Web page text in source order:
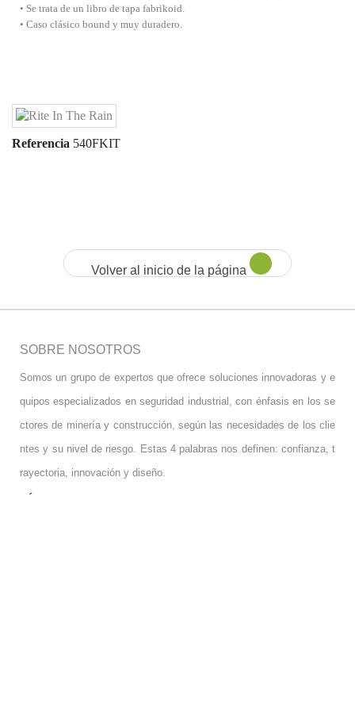
• Se trata de un libro de tapa fabrikoid.
• Caso clásico bound y muy duradero.
Referencia 540FKIT
Volver al inicio de la página
SOBRE NOSOTROS
Somos un grupo de expertos que ofrece soluciones innovadoras y e
quipos especializados en seguridad industrial, con énfasis en los se
ctores de minería y construcción, según las necesidades de los clie
ntes y su nivel de riesgo. Estas 4 palabras nos definen: confianza, t
rayectoria, innovación y diseño.